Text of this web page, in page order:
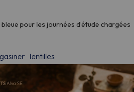
pour les journées d’étude chargées
lentilles